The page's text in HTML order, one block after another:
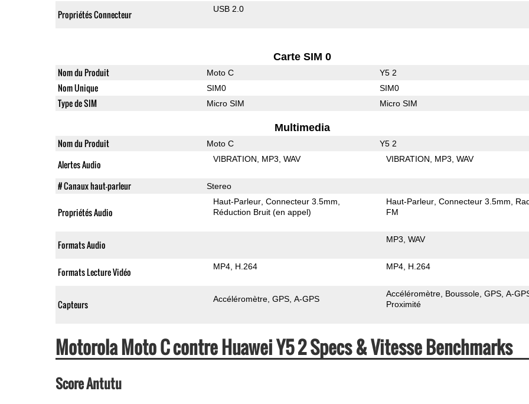
Propriétés Connecteur USB 2.0
Carte SIM 0
Nom du Produit Moto C Y5 2
Nom Unique SIM0 SIM0
Type de SIM Micro SIM Micro SIM
Multimedia
Nom du Produit Moto C Y5 2
Alertes Audio VIBRATION MP3 WAV VIBRATION MP3 WAV
# Canaux haut-parleur Stereo
Propriétés Audio
Haut-Parleur Connecteur 3.5mm
Réduction Bruit (en appel)
Haut-Parleur Connecteur 3.5mm
FM
Formats Audio MP3 WAV
Formats Lecture Vidéo MP4 H.264 MP4 H.264
Capteurs Accéléromètre GPS A-GPS
Accéléromètre Boussole GPS A-
Proximité
Motorola Moto C contre Huawei Y5 2 Specs & Vitesse Benchmarks
Score Antutu